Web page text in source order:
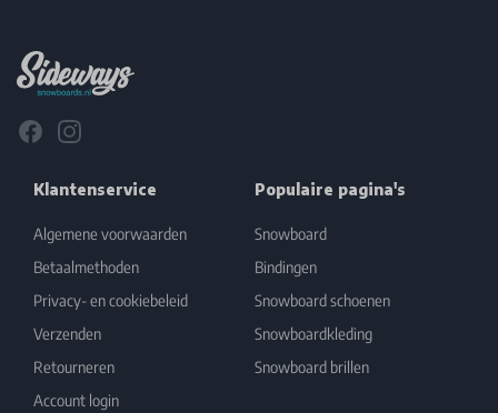
FacebookInstagram
Klantenservice
Algemene voorwaarden
Betaalmethoden
Privacy- en cookiebeleid
Verzenden
Retourneren
Account login
Populaire pagina's
Snowboard
Bindingen
Snowboard schoenen
Snowboardkleding
Snowboard brillen